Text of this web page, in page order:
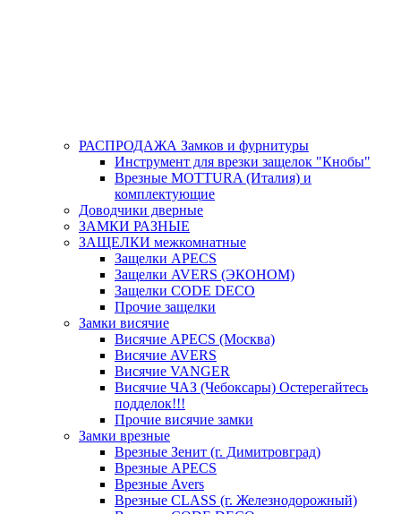
РАСПРОДАЖА Замков и фурнитуры
Инструмент для врезки защелок "Кнобы"
Врезные MOTTURA (Италия) и
комплектующие
Доводчики дверные
ЗАМКИ РАЗНЫЕ
ЗАЩЕЛКИ межкомнатные
Защелки APECS
Защелки AVERS (ЭКОНОМ)
Защелки CODE DECO
Прочие защелки
Замки висячие
Висячие APECS (Москва)
Висячие AVERS
Висячие VANGER
Висячие ЧАЗ (Чебоксары) Остерегайтесь
подделок!!!
Прочие висячие замки
Замки врезные
Врезные Зенит (г. Димитровград)
Врезные APECS
Врезные Avers
Врезные CLASS (г. Железнодорожный)